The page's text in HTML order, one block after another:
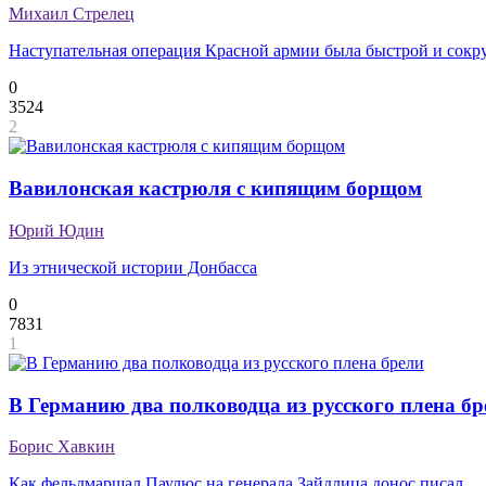
Михаил Стрелец
Наступательная операция Красной армии была быстрой и
0
3524
2
Вавилонская кастрюля с кипящим борщом
Юрий Юдин
Из этнической истории Донбасса
0
7831
1
В Германию два полководца из русского плена
Борис Хавкин